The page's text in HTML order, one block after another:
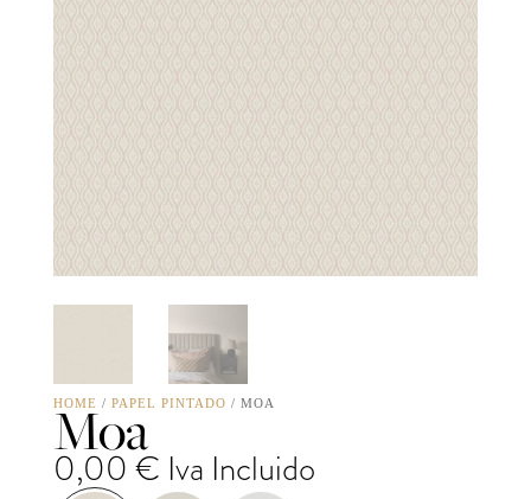
HOME / PAPEL PINTADO / MOA
Moa
0,00 € Iva Incluido